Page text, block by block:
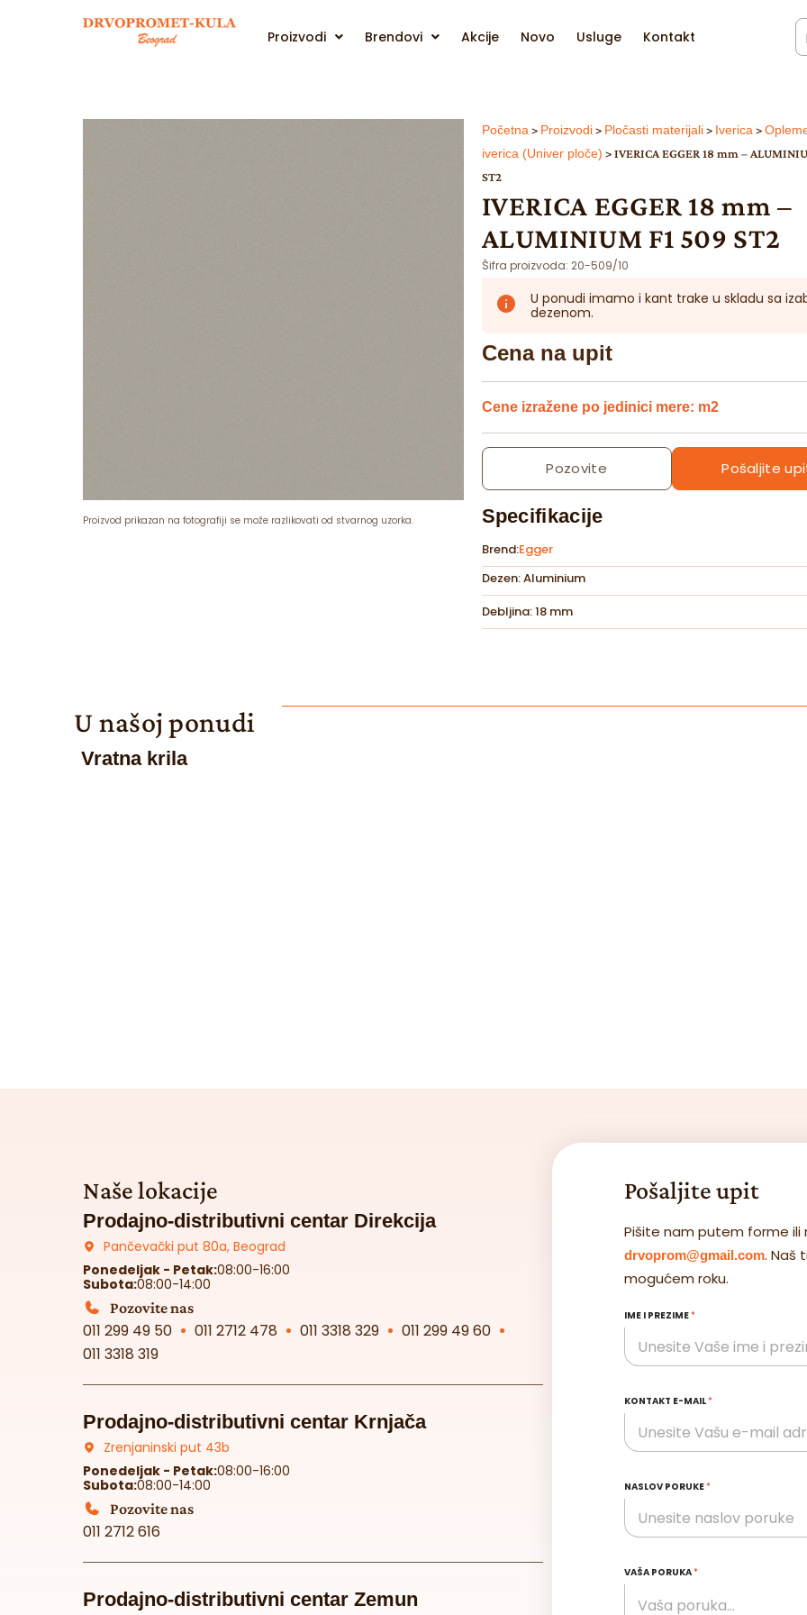
Proizvodi Brendovi Akcije Novo Usluge Kontakt
Proizvod prikazan na fotografiji se može razlikovati od stvarnog uzorka.
Početna> Proizvodi> Pločasti materijali> Iverica>
iverica (Univer ploče) > IVERICA EGGER 18 mm –
ST2
IVERICA EGGER 18 mm –
ALUMINIUM F1 509 ST2
Šifra proizvoda: 20-509/10
U ponudi imamo i kant trake u skladu sa
dezenom.
Cena na upit
Cene izražene po jedinici mere: m2
Pozovite Pošaljite
Specifikacije
Brend:Egger
Dezen: Aluminium
Debljina: 18 mm
U našoj ponudi
Vratna krila
Naše lokacije
Prodajno-distributivni centar Direkcija
Pančevački put 80a, Beograd
Ponedeljak - Petak:08:00-16:00
Subota:08:00-14:00
Pozovite nas
011 299 49 50 011 2712 478 011 3318 329
011 299 49 60
011 3318 319
Prodajno-distributivni centar Krnjača
Zrenjaninski put 43b
Ponedeljak - Petak:08:00-16:00
Subota:08:00-14:00
Pozovite nas
011 2712 616
Prodajno-distributivni centar Zemun
Pošaljite upit
Pišite nam putem forme
drvoprom@gmail.com. Naš
mogućem roku.
IME I PREZIME*
KONTAKT E-MAIL*
NASLOV PORUKE*
VAŠA PORUKA*